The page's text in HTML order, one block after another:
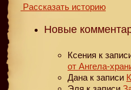
Рассказать историю
Новые
Ксения к
от Ангела-
Дана к записи